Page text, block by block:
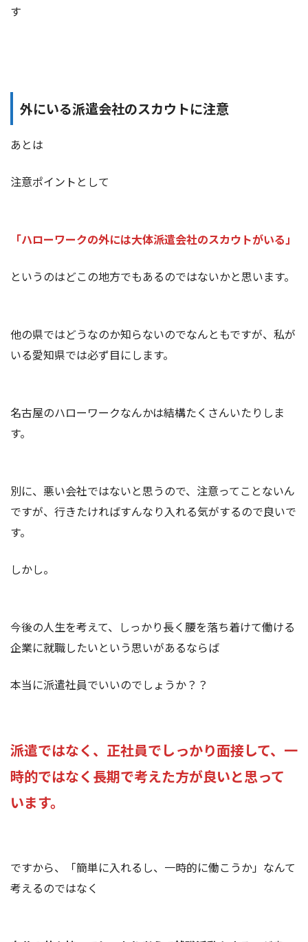
す
外にいる派遣会社のスカウトに注意
あとは
注意ポイントとして
「ハローワークの外には大体派遣会社のスカウトがいる」
というのはどこの地方でもあるのではないかと思います。
他の県ではどうなのか知らないのでなんともですが、私が
いる愛知県では必ず目にします。
名古屋のハローワークなんかは結構たくさんいたりしま
す。
別に、悪い会社ではないと思うので、注意ってことないん
ですが、行きたければすんなり入れる気がするので良いで
す。
しかし。
今後の人生を考えて、しっかり長く腰を落ち着けて働ける
企業に就職したいという思いがあるならば
本当に派遣社員でいいのでしょうか？？
派遣ではなく、正社員でしっかり面接して、一
時的ではなく長期で考えた方が良いと思って
います。
ですから、「簡単に入れるし、一時的に働こうか」なんて
考えるのではなく